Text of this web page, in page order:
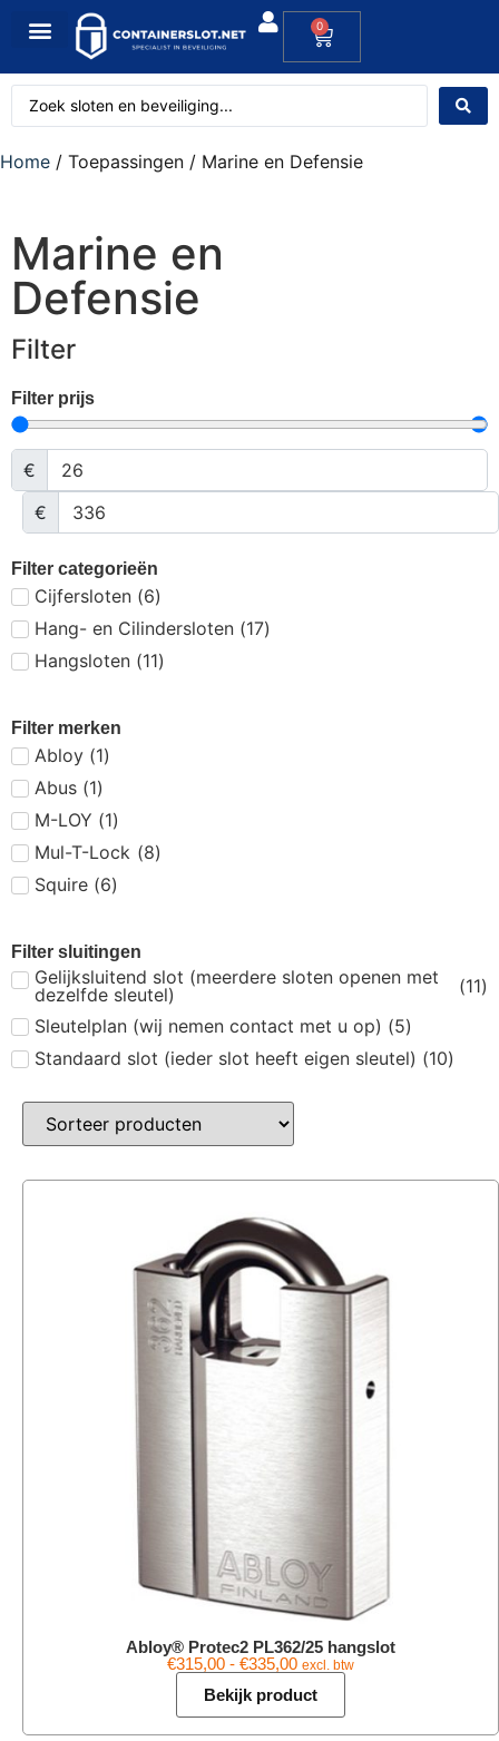
0
Home / Toepassingen / Marine en Defensie
Marine en
Defensie
Filter
Filter prijs
€
€
Filter categorieën
Cijfersloten (6)
Hang- en Cilindersloten (17)
Hangsloten (11)
Filter merken
Abloy (1)
Abus (1)
M-LOY (1)
Mul-T-Lock (8)
Squire (6)
Filter sluitingen
Gelijksluitend slot (meerdere sloten openen met
dezelfde sleutel)
(11)
Sleutelplan (wij nemen contact met u op) (5)
Standaard slot (ieder slot heeft eigen sleutel) (10)
Abloy® Protec2 PL362/25 hangslot
€315,00 - €335,00 excl. btw
Bekijk product